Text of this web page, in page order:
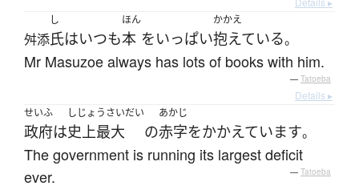
舛添
し
氏はいつも
ほん
本 をいっぱい
かかえ
抱えている。
Mr Masuzoe always has lots of books with him.
— Tatoeba
Details ▸
せいふ
政府は
しじょうさいだい
史上最大 の
あかじ
赤字をかかえています。
The government is running its largest deficit
ever.
— Tatoeba